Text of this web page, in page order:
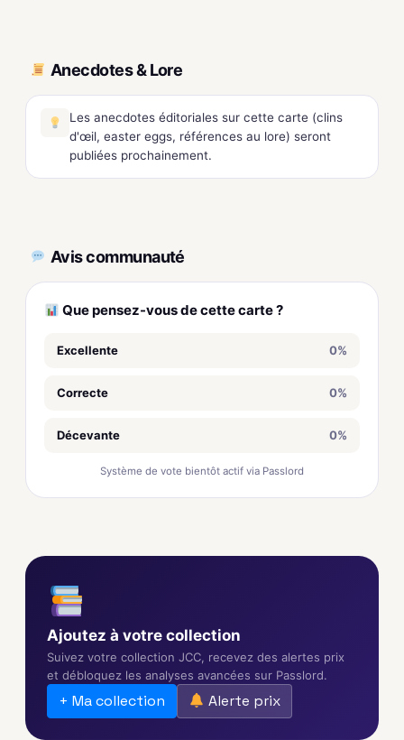
Anecdotes & Lore
Les anecdotes éditoriales sur cette carte (clins
d'œil, easter eggs, références au lore) seront
publiées prochainement.
Avis communauté
Que pensez-vous de cette carte ?
Excellente 0%
Correcte 0%
Décevante 0%
Système de vote bientôt actif via Passlord
Ajoutez à votre collection
Suivez votre collection JCC, recevez des alertes prix
et débloquez les analyses avancées sur Passlord.
+ Ma collection Alerte prix